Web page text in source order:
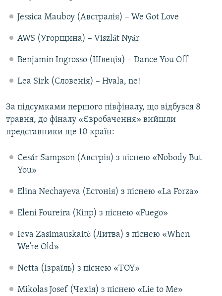
Jessica Mauboy (Австралія) – We Got Love
AWS (Угорщина) – Viszlát Nyár
Benjamin Ingrosso (Швеція) – Dance You Off
Lea Sirk (Словенія) – Hvala, ne!
За підсумками першого півфіналу, що відбувся 8
травня, до фіналу «Євробачення» вийшли
представники ще 10 країн:
Cesár Sampson (Австрія) з піснею «Nobody But
You»
Elina Nechayeva (Естонія) з піснею «La Forza»
Eleni Foureira (Кіпр) з піснею «Fuego»
Ieva Zasimauskaitė (Литва) з піснею «When
We’re Old»
Netta (Ізраїль) з піснею «TOY»
Mikolas Josef (Чехія) з піснею «Lie to Me»